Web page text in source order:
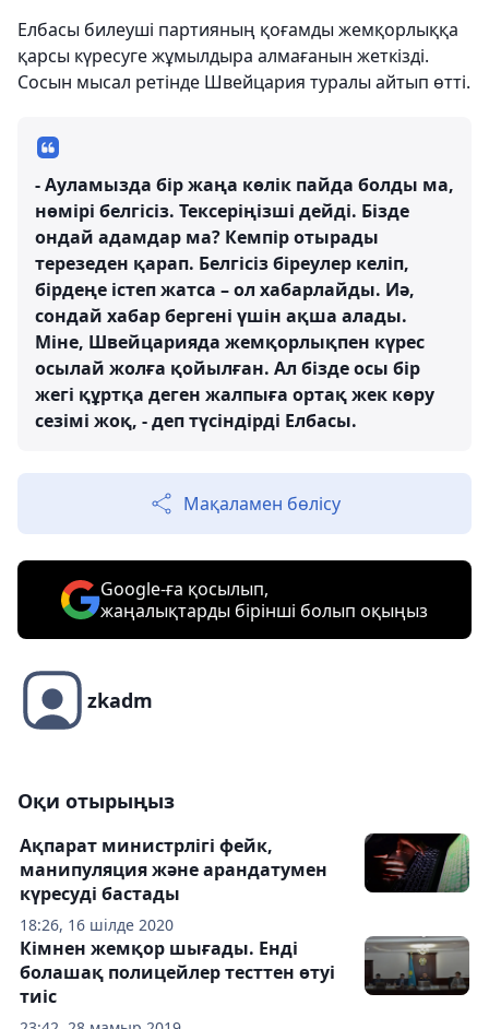
Елбасы билеуші партияның қоғамды жемқорлыққа
қарсы күресуге жұмылдыра алмағанын жеткізді.
Сосын мысал ретінде Швейцария туралы айтып өтті.
- Ауламызда бір жаңа көлік пайда болды ма,
нөмірі белгісіз. Тексеріңізші дейді. Бізде
ондай адамдар ма? Кемпір отырады
терезеден қарап. Белгісіз біреулер келіп,
бірдеңе істеп жатса – ол хабарлайды. Иә,
сондай хабар бергені үшін ақша алады.
Міне, Швейцарияда жемқорлықпен күрес
осылай жолға қойылған. Ал бізде осы бір
жегі құртқа деген жалпыға ортақ жек көру
сезімі жоқ, - деп түсіндірді Елбасы.
Мақаламен бөлісу
Google-ға қосылып,
жаңалықтарды бірінші болып оқыңыз
zkadm
Оқи отырыңыз
18:26, 16 шілде 2020
Ақпарат министрлігі фейк,
манипуляция және арандатумен
күресуді бастады
Кімнен жемқор шығады. Енді
болашақ полицейлер тесттен өтуі
тиіс